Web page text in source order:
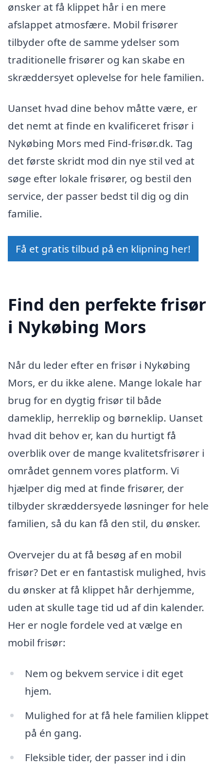
ønsker at få klippet hår i en mere
afslappet atmosfære. Mobil frisører
tilbyder ofte de samme ydelser som
traditionelle frisører og kan skabe en
skræddersyet oplevelse for hele familien.
Uanset hvad dine behov måtte være, er
det nemt at finde en kvalificeret frisør i
Nykøbing Mors med Find-frisør.dk. Tag
det første skridt mod din nye stil ved at
søge efter lokale frisører, og bestil den
service, der passer bedst til dig og din
familie.
Få et gratis tilbud på en klipning her!
Find den perfekte frisør
i Nykøbing Mors
Når du leder efter en frisør i Nykøbing
Mors, er du ikke alene. Mange lokale har
brug for en dygtig frisør til både
dameklip, herreklip og børneklip. Uanset
hvad dit behov er, kan du hurtigt få
overblik over de mange kvalitetsfrisører i
området gennem vores platform. Vi
hjælper dig med at finde frisører, der
tilbyder skræddersyede løsninger for hele
familien, så du kan få den stil, du ønsker.
Overvejer du at få besøg af en mobil
frisør? Det er en fantastisk mulighed, hvis
du ønsker at få klippet hår derhjemme,
uden at skulle tage tid ud af din kalender.
Her er nogle fordele ved at vælge en
mobil frisør:
Nem og bekvem service i dit eget
hjem.
Mulighed for at få hele familien klippet
på én gang.
Fleksible tider, der passer ind i din